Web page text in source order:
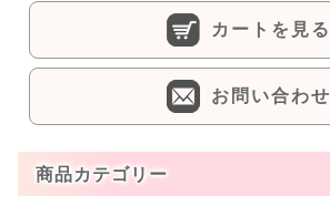
カートを見る
お問い合わせ
商品カテゴリー